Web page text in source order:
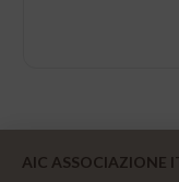
AIC ASSOCIAZIONE